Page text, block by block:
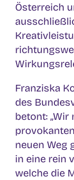
Österreich
Franziska
des
betont:
neuen Weg
in eine rein
welche die